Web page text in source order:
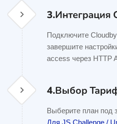
3.Интеграция
Подключите
завершите
access через HTTP
4.Выбор
Выберите план под
Для JS Challenge /